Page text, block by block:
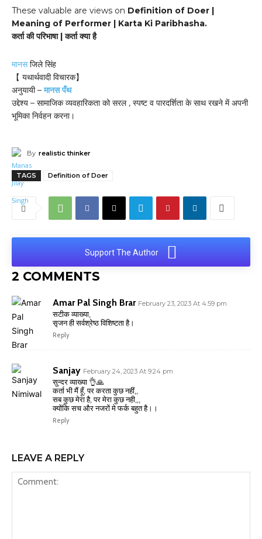
These valuable are views on Definition of Doer |
Meaning of Performer | Karta Ki Paribhasha.
कर्ता की परिभाषा | कर्ता क्या है
मानसजिले सिंह
【 यथार्थवादी विचारक】
अनुयायी –मानस पँथ
उद्देश्य – सामाजिक व्यवहारिकता को सरल , स्पष्ट व पारदर्शिता के साथ रखने में अपनी
भूमिका निर्वहन करना।
By realistic thinker
TAGS Definition of Doer
Support The Author
2 COMMENTS
Amar Pal Singh Brar February 23, 2023 At 4:59 pm
सटीक व्याख्या,
सृजन ही सर्वश्रेष्ठ विशिष्टता है।
Reply
Sanjay February 24, 2023 At 9:24 pm
सुन्दर व्याख्या 👌🙏
कर्ता भी मैं हूँ, पर करता कुछ नहीं,,
सब कुछ मेरा है, पर मेरा कुछ नही,,,
क्योंकि सच और नजरों मे फर्क बहुत है।।
Reply
LEAVE A REPLY